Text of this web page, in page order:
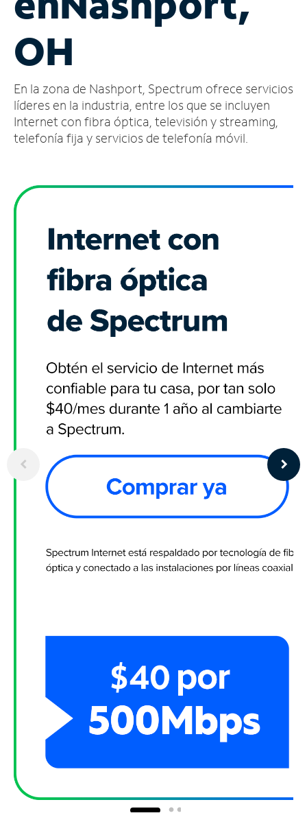
cuenta
Encuentra
tienda
OH
En la zona de Nashport, Spectrum ofrece servicios
líderes en la industria, entre los que se incluyen
Internet con fibra óptica, televisión y streaming,
telefonía fija y servicios de telefonía móvil.